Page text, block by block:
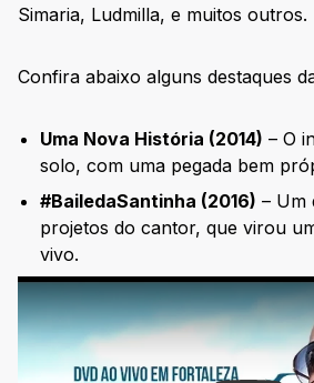
Simaria, Ludmilla, e muitos outros.
Confira abaixo alguns destaques
Uma Nova História (2014) – O
solo, com uma pegada bem
#BailedaSantinha (2016) – Um
projetos do cantor, que virou
vivo.